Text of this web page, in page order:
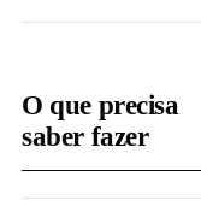
O que precisa
saber fazer